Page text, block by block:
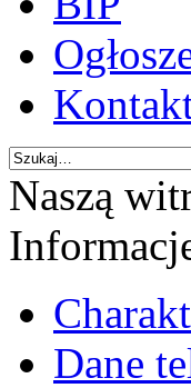
Naszą
Dane